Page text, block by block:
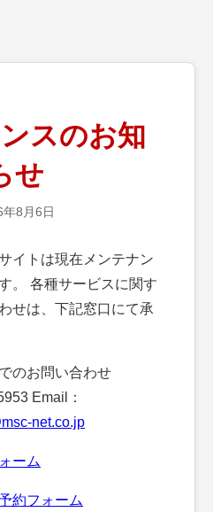
スのお知
せ
8月6日
イトは現在メンテナン
。 各種サービスに関す
せは、下記窓口にて承
のお問い合わせ
Email：
net.co.jp
ーム
約フォーム